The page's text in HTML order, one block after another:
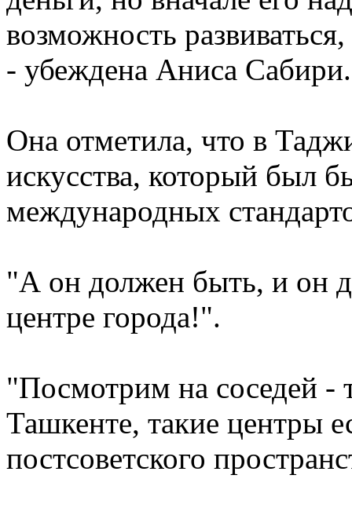
возможность
- убеждена Аниса Сабири.
Она отметила, что в
искусства, который был
международных
"А он должен быть, и он
центре города!".
"Посмотрим на соседей -
Ташкенте, такие центры
постсоветского